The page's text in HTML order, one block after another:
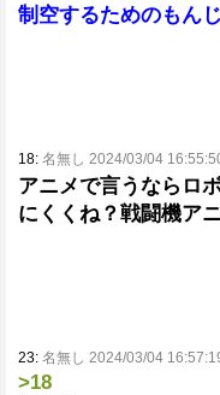
制空するためのもん
18: 名無し 2024/03/04
アニメで言うならロ
にくくね？戦闘機ア
23: 名無し 2024/03/04
>18